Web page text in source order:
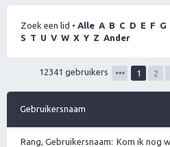
Zoek een lid • Alle A B C D E F G
S T U V W X Y Z Ander
12341 gebruikers 1 2
Gebruikersnaam
Rang, Gebruikersnaam Kom ik nog